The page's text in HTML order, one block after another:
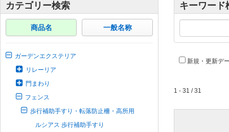
カテゴリー検索
商品名 一般名称
ガーデンエクステリア
リレーリア
門まわり
フェンス
歩行補助手すり・転落防止柵・高所用
ルシアス 歩行補助手すり
キーワード
新規・更新デ
1 - 31 / 31